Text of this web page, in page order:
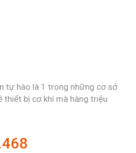
tự hào là 1 trong những cơ sở
thiết bị cơ khí mà hàng triệu